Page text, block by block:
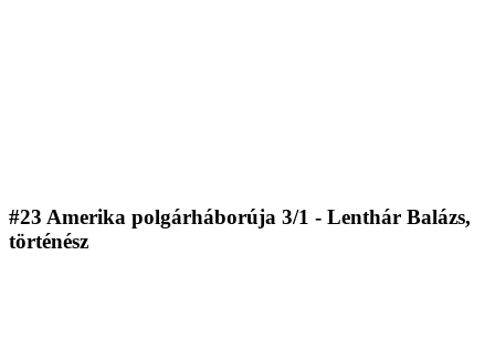
#23 Amerika polgárháborúja 3/1 - Lenthár Balázs,
történész